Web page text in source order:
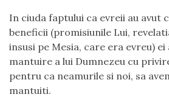
In ciuda faptului ca evreii au avut
beneficii (promisiunile Lui,
insusi pe Mesia, care era evreu)
mantuire a lui Dumnezeu cu
pentru ca neamurile si noi, sa
mantuiti.